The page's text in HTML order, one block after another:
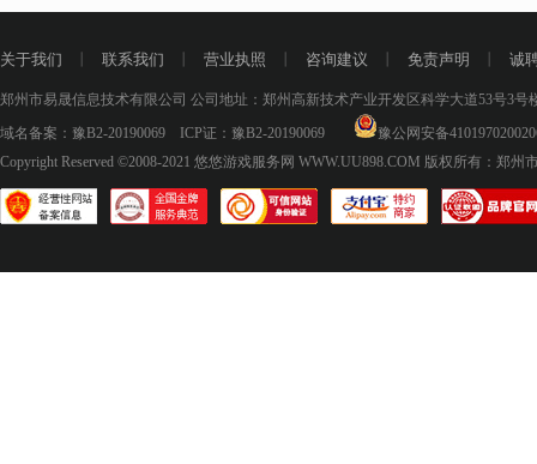
关于我们 联系我们 营业执照 咨询建议 免责声明 诚
郑州市易晟信息技术有限公司 公司地址：郑州高新技术产业开发区科学大道53号3号
域名备案： 豫B2-20190069 ICP证： 豫B2-20190069
豫公网安备
Copyright Reserved ©2008-2021 悠悠游戏服务网 WWW.UU898.COM 版权所有：郑州